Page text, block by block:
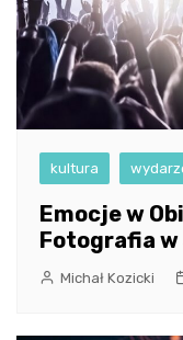
kultura
Emocje w
Fotografia
Michał Kozicki